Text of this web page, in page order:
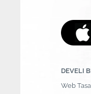
DEVELI
Web